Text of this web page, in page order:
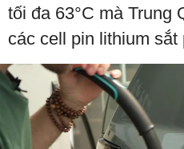
tối đa 63°C mà Trung
các cell pin lithium sắt